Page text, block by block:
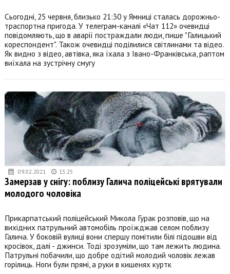
Сьогодні, 25 червня, близько 21:30 у Ямниці сталась дорожньо-
траспортна пригода. У телеграм-каналі «Чат 112» очевидці
повідомляють, що в аварії постраждали люди, пише "Галицький
кореспондент". Також очевидці поділилися світлинами та відео.
Як видно з відео, автівка, яка їхала з Івано-Франківська, раптом
виїхала на зустрічну смугу
09.02.2021 13:25
Замерзав у снігу: поблизу Галича поліцейські врятували
молодого чоловіка
Прикарпатський поліцейський Микола Гурак розповів, що на
вихідних патрульний автомобіль проїжджав селом поблизу
Галича. У боковій вулиці вони спершу помітили білі підошви від
кросівок, далі - джинси. Тоді зрозуміли, що там лежить людина.
Патрульні побачили, що добре одітий молодий чоловік лежав
горілиць. Ноги були прямі, а руки в кишенях куртк